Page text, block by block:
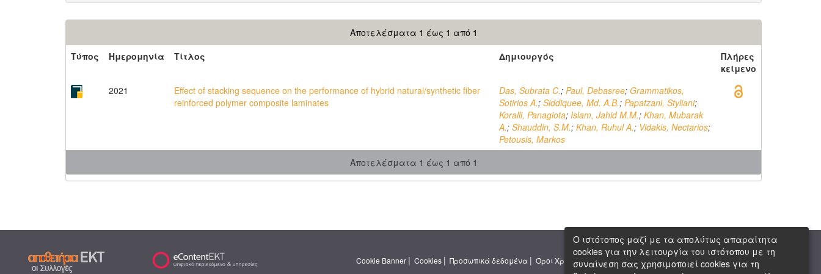
Αποτελέσματα 1 έως 1 από 1
Τύπος
Ημερομηνία Τίτλος Δημιουργός
Πλήρες
κείμενο
2021
Effect of stacking sequence on the performance of hybrid natural/synthetic fiber
reinforced polymer composite laminates
Das, Subrata C.; Paul, Debasree; Grammatikos,
Sotirios A.; Siddiquee, Md. A.B.; Papatzani, Styliani;
Koralli, Panagiota; Islam, Jahid M.M.; Khan, Mubarak
A.; Shauddin, S.M.; Khan, Ruhul A.; Vidakis, Nectarios;
Petousis, Markos
Αποτελέσματα 1 έως 1 από 1
Cookie Banner | Cookies | Προσωπικά δεδομένα | Όροι Χρήσης| Πνευματική Ιδιοκτησία | Copyright © 2026 ΕΙΕ
Ο ιστότοπος μαζί με τα απολύτως απαραίτητα
cookies για την λειτουργία του ιστότοπου με τη
συναίνεση σας χρησιμοποιεί cookies για τη